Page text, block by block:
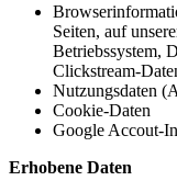
Seiten, auf
Betriebssystem,
Clickstream-
Nutzungsdaten
Cookie-Daten
Google Accout-
Erhobene Daten